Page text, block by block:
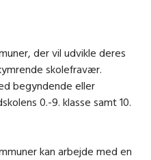
der vil udvikle deres
skolefravær.
begyndende eller
0.-9. klasse samt 10.
kan arbejde med en